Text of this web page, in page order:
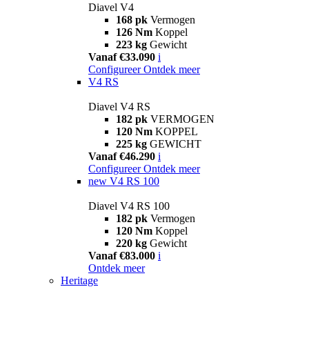
Diavel V4
168 pk Vermogen
126 Nm Koppel
223 kg Gewicht
Vanaf €33.090 i
Configureer Ontdek meer
V4 RS
Diavel V4 RS
182 pk VERMOGEN
120 Nm KOPPEL
225 kg GEWICHT
Vanaf €46.290 i
Configureer Ontdek meer
new V4 RS 100
Diavel V4 RS 100
182 pk Vermogen
120 Nm Koppel
220 kg Gewicht
Vanaf €83.000 i
Ontdek meer
Heritage